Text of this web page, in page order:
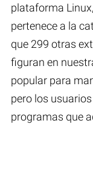
plataforma
pertenece a la
que 299 otras
figuran en
popular para
pero los
programas que